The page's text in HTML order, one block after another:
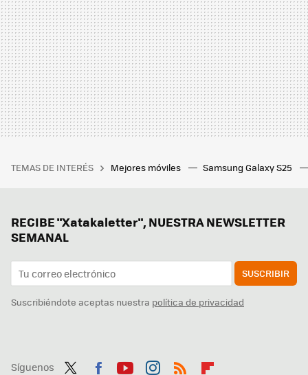
TEMAS DE INTERÉS Mejores móviles Samsung Galaxy S25
RECIBE "Xatakaletter", NUESTRA NEWSLETTER
SEMANAL
SUSCRIBIR
Suscribiéndote aceptas nuestra política de privacidad
Síguenos